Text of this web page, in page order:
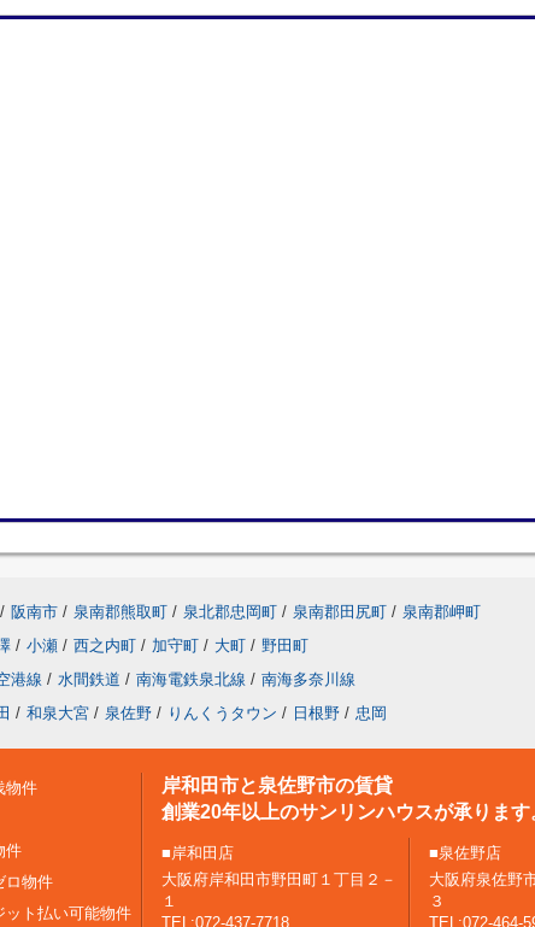
/ 阪南市 / 泉南郡熊取町 / 泉北郡忠岡町 / 泉南郡田尻町 / 泉南郡岬町
/ 小瀬 / 西之内町 / 加守町 / 大町 / 野田町
港線 / 水間鉄道 / 南海電鉄泉北線 / 南海多奈川線
/ 和泉大宮 / 泉佐野 / りんくうタウン / 日根野 / 忠岡
物件
件
ロ物件
ット払い可能物件
岸和田市と泉佐野市の賃貸
創業20年以上のサンリンハウスが承ります
■岸和田店
大阪府岸和田市野田町１丁目２－
１
TEL:072-437-7718
■泉佐野店
大阪府泉佐野
３
TEL:072-464-